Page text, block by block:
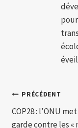
Navigation
de
PRÉCÉDENT
COP28 : l’ONU
garde contre les «